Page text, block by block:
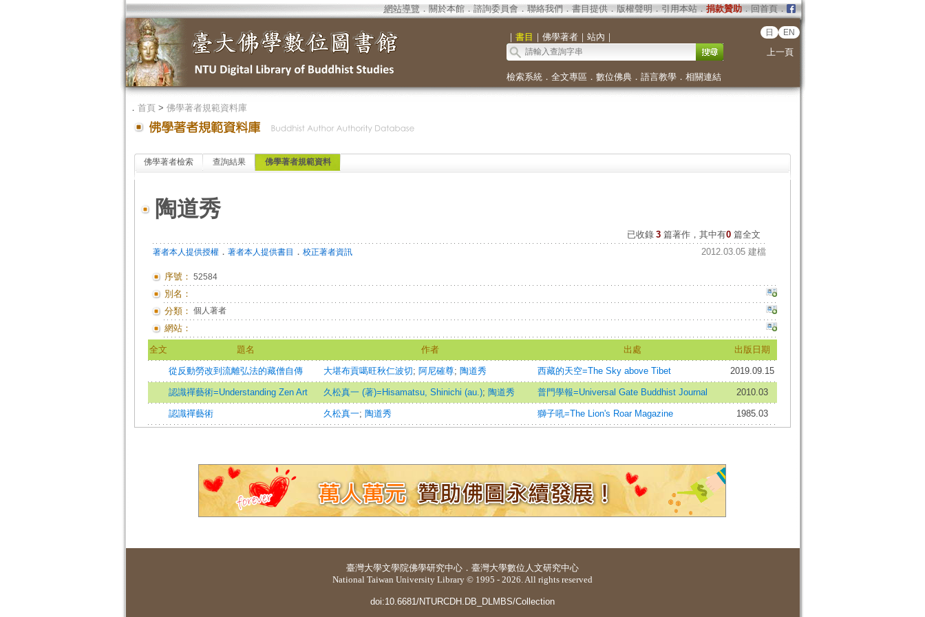
網站導覽 ． 關於本館． 諮詢委員會． 聯絡我們 ． 書目提供． 版權聲明 ． 引用本站． 捐款贊助．回首頁．
｜ 書目 ｜ 佛學著者｜ 站內 ｜ 日 EN
上一頁
檢索系統． 全文專區 ． 數位佛典． 語言教學． 相關連結
． 首頁> 佛學著者規範資料庫
佛學著者檢索 查詢結果 佛學著者規範資料
陶道秀
已收錄 3 篇著作，其中有0篇全文
著者本人提供授權． 著者本人提供書目 ． 校正著者資訊 2012.03.05 建檔
序號： 52584
別名：
分類： 個人著者
網站：
全文 題名 作者 出處 出版日期
從反動勞改到流離弘法的藏僧自傳 大堪布貢噶旺秋仁波切; 阿尼確尊; 陶道秀 西藏的天空=The Sky above Tibet 2019.09.15
認識禪藝術=Understanding Zen Art 久松真一 (著)=Hisamatsu, Shinichi (au.); 陶道秀 普門學報=Universal Gate Buddhist Journal 2010.03
認識禪藝術 久松真一; 陶道秀 獅子吼=The Lion's Roar Magazine 1985.03
臺灣大學文學院佛學研究中心 ． 臺灣大學數位人文研究中心
National Taiwan University Library © 1995 - 2026. All rights reserved
doi:10.6681/NTURCDH.DB_DLMBS/Collection